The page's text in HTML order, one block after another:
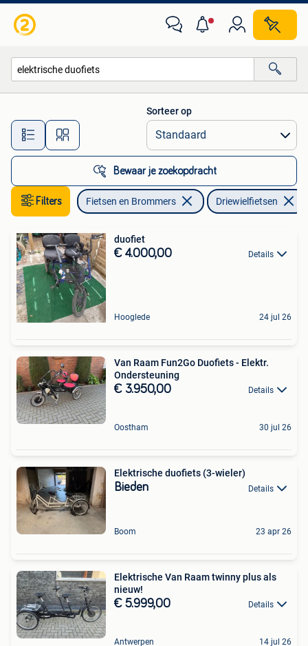
Alle afstanden…
Sorteer op
Bewaar je zoekopdracht
Filters Fietsen en Brommers Driewielfietsen
duofiet
€ 4.000,00 Details
Hooglede 24 jul 26
Van Raam Fun2Go Duofiets - Elektr.
Ondersteuning
€ 3.950,00 Details
Oostham 30 jul 26
Elektrische duofiets (3-wieler)
Bieden Details
Boom 23 apr 26
Elektrische Van Raam twinny plus als
nieuw!
€ 5.999,00 Details
Antwerpen 14 jul 26